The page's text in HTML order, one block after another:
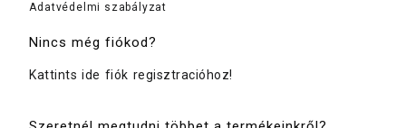
Adatvédelmi szabályzat
Nincs még fiókod?
Kattints ide fiók regisztracióhoz!